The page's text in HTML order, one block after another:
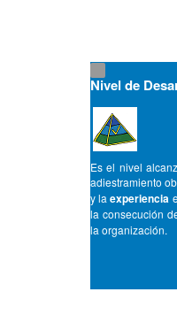
Nivel de
Es el nivel
adiestramiento
y laexperiencia
la consecución
la organización.